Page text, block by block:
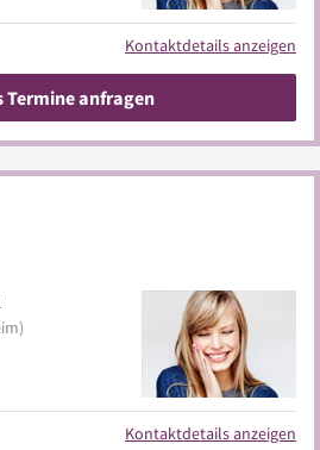
Kontaktdetails anzeigen
Termine anfragen
Kontaktdetails anzeigen